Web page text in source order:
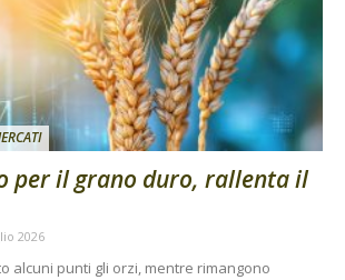
per il grano duro, rallenta il
2026
alcuni punti gli orzi, mentre rimangono